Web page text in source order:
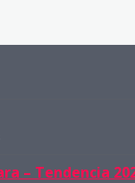
– Tendencia